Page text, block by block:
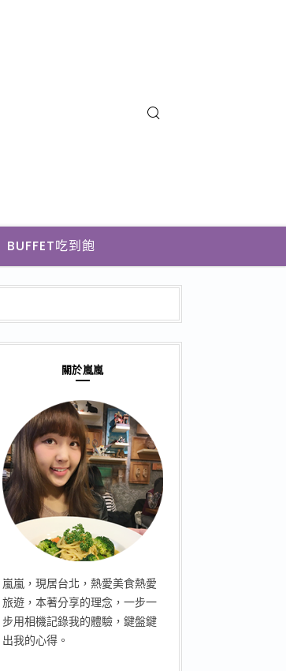
BUFFET吃到飽
關於嵐嵐
嵐嵐，現居台北，熱愛美食熱愛
旅遊，本著分享的理念，一步一
步用相機記錄我的體驗，鍵盤鍵
出我的心得。